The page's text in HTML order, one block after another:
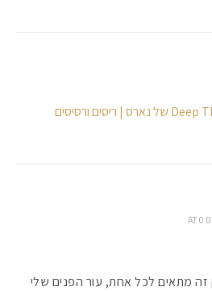
מתאים לכל אחת, עור הפנים שלי